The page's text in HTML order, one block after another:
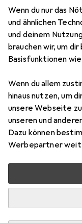
Wenn du nur das
und ähnlichen
und deinem
brauchen wir, um
Basisfunktionen
Wenn du allem
hinaus nutzen, um
unsere Webseite
unseren und
Dazu können
Werbepartner
Hier findest du
Natur
Nassreiniger
Relevanz